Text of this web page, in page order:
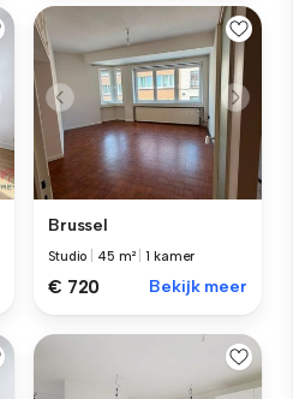
Brussel
Studio 45 m² |1 kamer
€ 720 Bekijk meer